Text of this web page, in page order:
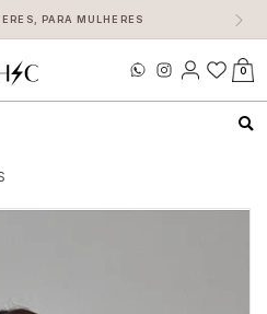
PARA MULHERES
0